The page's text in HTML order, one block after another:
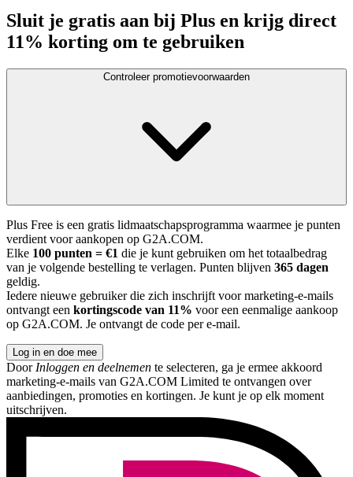
Sluit je gratis aan bij Plus en krijg direct
11% korting om te gebruiken
Controleer promotievoorwaarden
Plus Free is een gratis lidmaatschapsprogramma waarmee je punten
verdient voor aankopen op G2A.COM.
Elke 100 punten = €1 die je kunt gebruiken om het totaalbedrag
van je volgende bestelling te verlagen. Punten blijven 365 dagen
geldig.
Iedere nieuwe gebruiker die zich inschrijft voor marketing-e-mails
ontvangt een kortingscode van 11% voor een eenmalige aankoop
op G2A.COM. Je ontvangt de code per e-mail.
Log in en doe mee
Door Inloggen en deelnemen te selecteren, ga je ermee akkoord
marketing-e-mails van G2A.COM Limited te ontvangen over
aanbiedingen, promoties en kortingen. Je kunt je op elk moment
uitschrijven.